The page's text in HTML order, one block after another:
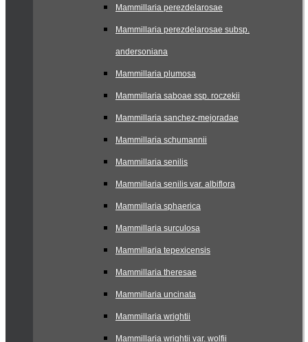
Mammillaria perezdelarosae
Mammillaria perezdelarosae subsp.
andersoniana
Mammillaria plumosa
Mammillaria saboae ssp. roczekii
Mammillaria sanchez-mejoradae
Mammillaria schumannii
Mammillaria senilis
Mammillaria senilis var. albiflora
Mammillaria sphaerica
Mammillaria surculosa
Mammillaria tepexicensis
Mammillaria theresae
Mammillaria uncinata
Mammillaria wrightii
Mammillaria wrightii var. wolfii